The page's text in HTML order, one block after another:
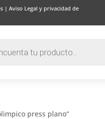
| Aviso Legal y privacidad de
press plano”